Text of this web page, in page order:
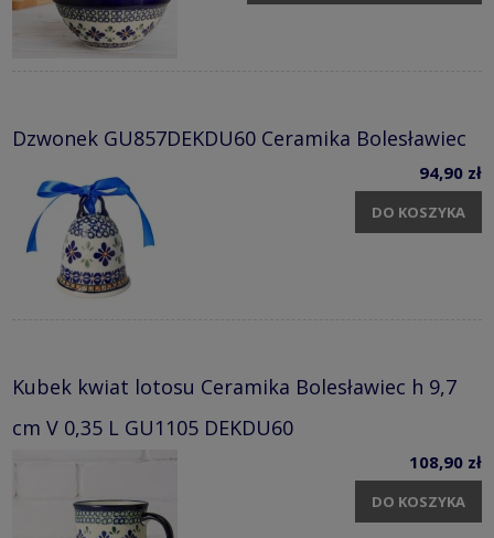
Dzwonek GU857DEKDU60 Ceramika Bolesławiec
94,90 zł
DO KOSZYKA
Kubek kwiat lotosu Ceramika Bolesławiec h 9,7
cm V 0,35 L GU1105 DEKDU60
108,90 zł
DO KOSZYKA